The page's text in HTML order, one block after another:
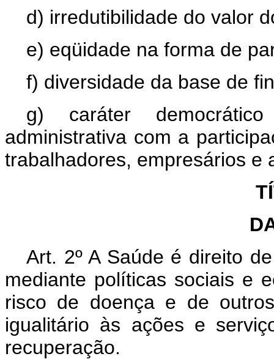
d) irredutibilidade do valor
e) eqüidade na forma de
f) diversidade da base de
g) caráter
administrativa com a
trabalhadores, empresários e
Art. 2º A Saúde é direito
mediante políticas sociais e
risco de doença e de
igualitário às ações e
recuperação.